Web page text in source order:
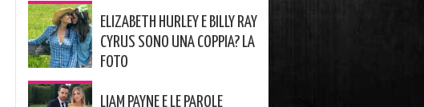
ELIZABETH HURLEY E BILLY RAY
CYRUS SONO UNA COPPIA? LA
FOTO
LIAM PAYNE E LE PAROLE